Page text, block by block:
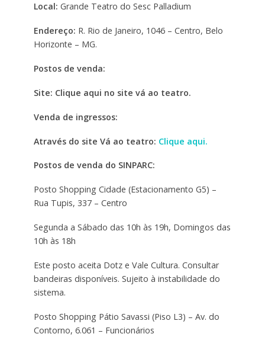
Local: Grande Teatro do Sesc Palladium
Endereço: R. Rio de Janeiro, 1046 – Centro, Belo
Horizonte – MG.
Postos de venda:
Site: Clique aqui no site vá ao teatro.
Venda de ingressos:
Através do site Vá ao teatro: Clique aqui.
Postos de venda do SINPARC:
Posto Shopping Cidade (Estacionamento G5) –
Rua Tupis, 337 – Centro
Segunda a Sábado das 10h às 19h, Domingos das
10h às 18h
Este posto aceita Dotz e Vale Cultura. Consultar
bandeiras disponíveis. Sujeito à instabilidade do
sistema.
Posto Shopping Pátio Savassi (Piso L3) – Av. do
Contorno, 6.061 – Funcionários